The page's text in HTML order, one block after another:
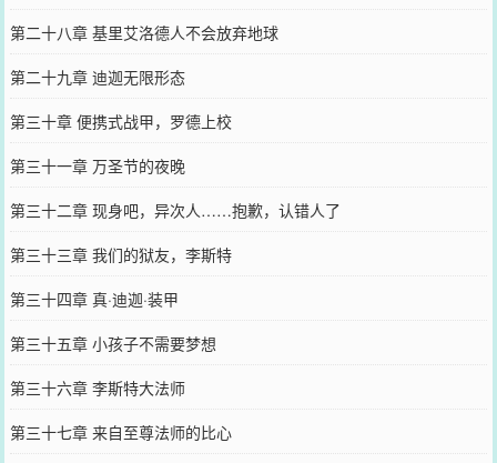
第二十八章 基里艾洛德人不会放弃地球
第二十九章 迪迦无限形态
第三十章 便携式战甲，罗德上校
第三十一章 万圣节的夜晚
第三十二章 现身吧，异次人……抱歉，认错人了
第三十三章 我们的狱友，李斯特
第三十四章 真·迪迦·装甲
第三十五章 小孩子不需要梦想
第三十六章 李斯特大法师
第三十七章 来自至尊法师的比心